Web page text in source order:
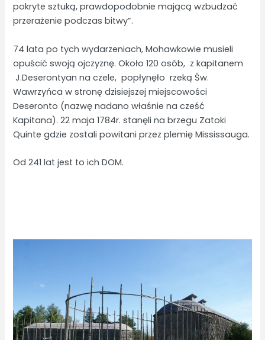
pokryte sztuką, prawdopodobnie mającą wzbudzać
przerażenie podczas bitwy”.
74 lata po tych wydarzeniach, Mohawkowie musieli
opuścić swoją ojczyznę. Około 120 osób, z kapitanem
J.Deserontyan na czele, popłynęło rzeką Św.
Wawrzyńca w stronę dzisiejszej miejscowości
Deseronto (nazwę nadano właśnie na cześć
Kapitana). 22 maja 1784r. stanęli na brzegu Zatoki
Quinte gdzie zostali powitani przez plemię Mississauga.
Od 241 lat jest to ich DOM.